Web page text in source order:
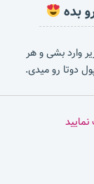
بده
وارد بشی و هر
دوتا رو میدی.